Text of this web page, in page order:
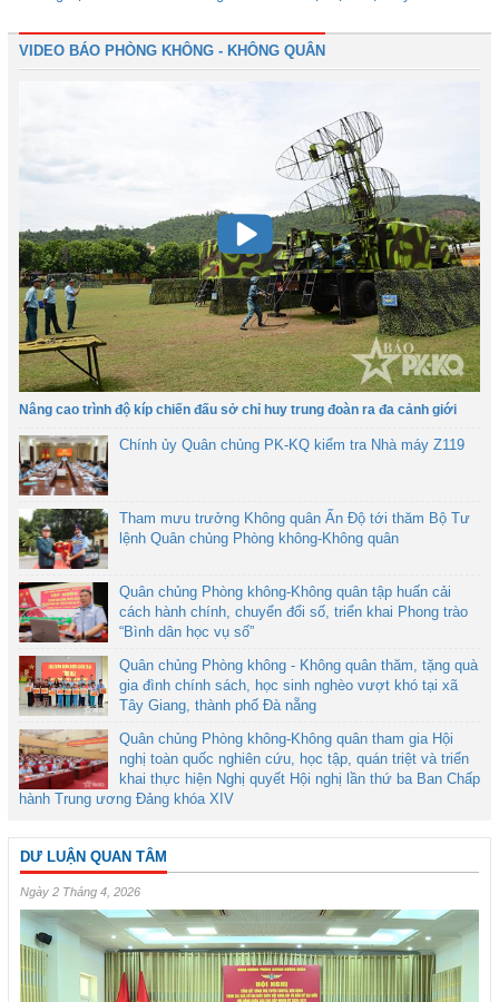
VIDEO BÁO PHÒNG KHÔNG - KHÔNG QUÂN
Nâng cao trình độ kíp chiến đấu sở chỉ huy trung đoàn ra đa cảnh giới
Chính ủy Quân chủng PK-KQ kiểm tra Nhà máy Z119
Tham mưu trưởng Không quân Ấn Độ tới thăm Bộ Tư
lệnh Quân chủng Phòng không-Không quân
Quân chủng Phòng không-Không quân tập huấn cải
cách hành chính, chuyển đổi số, triển khai Phong trào
“Bình dân học vụ số”
Quân chủng Phòng không - Không quân thăm, tặng quà
gia đình chính sách, học sinh nghèo vượt khó tại xã
Tây Giang, thành phố Đà nẵng
Quân chủng Phòng không-Không quân tham gia Hội
nghị toàn quốc nghiên cứu, học tập, quán triệt và triển
khai thực hiện Nghị quyết Hội nghị lần thứ ba Ban Chấp
hành Trung ương Đảng khóa XIV
DƯ LUẬN QUAN TÂM
Ngày 2 Tháng 4, 2026